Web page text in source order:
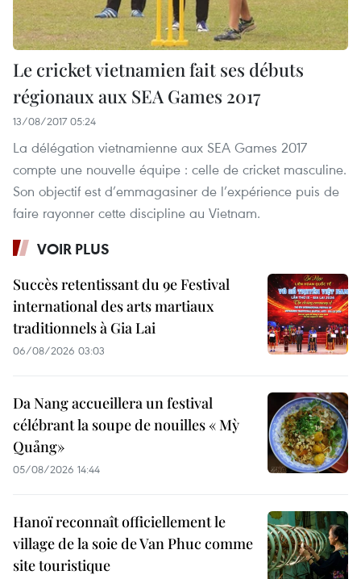
Le cricket vietnamien fait ses débuts
régionaux aux SEA Games 2017
13/08/2017 05:24
La délégation vietnamienne aux SEA Games 2017
compte une nouvelle équipe : celle de cricket masculine.
Son objectif est d’emmagasiner de l’expérience puis de
faire rayonner cette discipline au Vietnam.
VOIR PLUS
Succès retentissant du 9e Festival
international des arts martiaux
traditionnels à Gia Lai
06/08/2026 03:03
Da Nang accueillera un festival
célébrant la soupe de nouilles « Mỳ
Quảng»
05/08/2026 14:44
Hanoï reconnaît officiellement le
village de la soie de Van Phuc comme
site touristique